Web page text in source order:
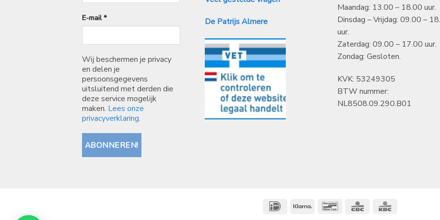
E-mail*
Wij beschermen je privacy
en delen je
persoonsgegevens
uitsluitend met derden die
deze service mogelijk
maken. Lees onze
privacyverklaring.
De Patrijs Almere
Maandag: 13.00 – 18.00 uur.
Dinsdag – Vrijdag: 09.00 –
uur.
Zaterdag: 09.00 – 17.00 uur.
Zondag: Gesloten.
KVK: 53249305
BTW nummer:
NL8508.09.290.B01
IDeal Klarna BancontactCBC